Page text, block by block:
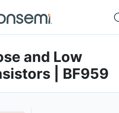
and Low
| BF959